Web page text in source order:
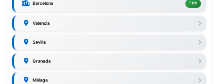
Barcelona TOP
Valencia
Sevilla
Granada
Málaga